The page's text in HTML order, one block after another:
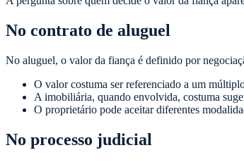
No contrato de aluguel
No aluguel, o valor da fiança é definido por
O valor costuma ser referenciado a um
A imobiliária, quando envolvida, costuma
O proprietário pode aceitar diferentes
No processo judicial